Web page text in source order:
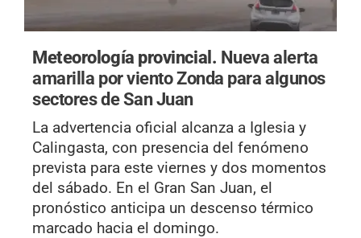
Meteorología provincial. Nueva alerta
amarilla por viento Zonda para algunos
sectores de San Juan
La advertencia oficial alcanza a Iglesia y
Calingasta, con presencia del fenómeno
prevista para este viernes y dos momentos
del sábado. En el Gran San Juan, el
pronóstico anticipa un descenso térmico
marcado hacia el domingo.